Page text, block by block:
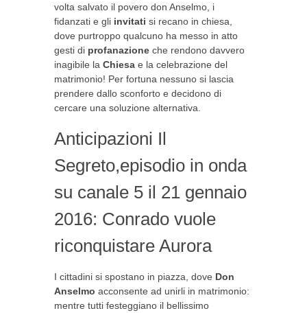
volta salvato il povero don Anselmo, i
fidanzati e gli invitati si recano in chiesa,
dove purtroppo qualcuno ha messo in atto
gesti di profanazione che rendono davvero
inagibile la Chiesa e la celebrazione del
matrimonio! Per fortuna nessuno si lascia
prendere dallo sconforto e decidono di
cercare una soluzione alternativa.
Anticipazioni Il
Segreto,episodio in onda
su canale 5 il 21 gennaio
2016: Conrado vuole
riconquistare Aurora
I cittadini si spostano in piazza, dove Don
Anselmo acconsente ad unirli in matrimonio:
mentre tutti festeggiano il bellissimo